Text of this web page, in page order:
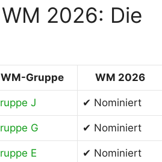
2026: Die
WM-Gruppe WM 2026
J ✔ Nominiert
G ✔ Nominiert
E ✔ Nominiert